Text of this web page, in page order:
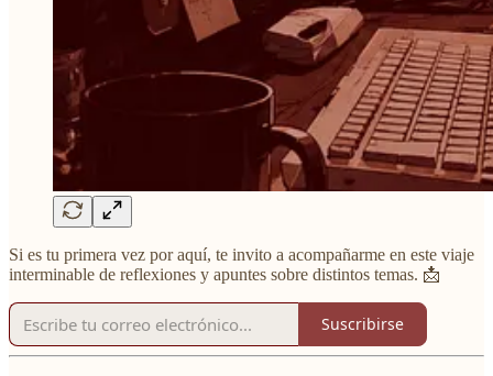
Si es tu primera vez por aquí, te invito a acompañarme en este viaje
interminable de reflexiones y apuntes sobre distintos temas. 📩
Suscribirse